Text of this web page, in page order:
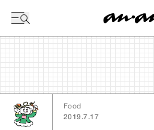
Food
2019.7.17